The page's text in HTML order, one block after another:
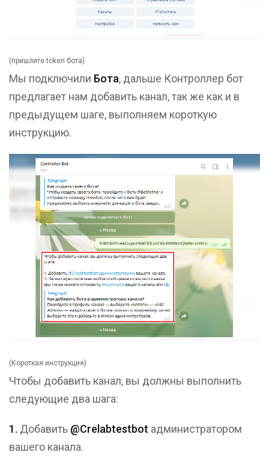
(пришлите token бота)
Мы подключили Бота, дальше Контроллер бот
предлагает нам добавить канал, так же как и в
предыдущем шаге, выполняем короткую
инструкцию.
(Короткая инструкция)
Чтобы добавить канал, вы должны выполнить
следующие два шага:
1. Добавить @Crelabtestbot администратором
вашего канала.